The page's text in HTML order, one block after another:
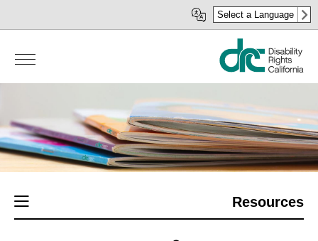
Skip
to
main
content
Select a Language
Resources